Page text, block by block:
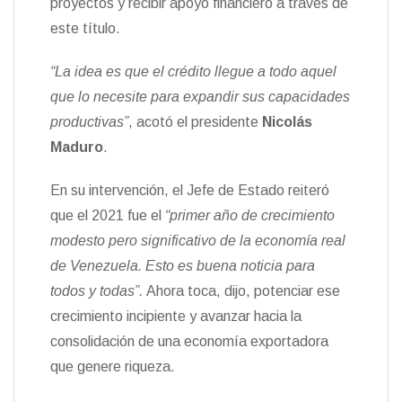
este título.
“La idea es que el crédito llegue a todo aquel
que lo necesite para expandir sus capacidades
productivas”, acotó el presidente Nicolás
Maduro.
En su intervención, el Jefe de Estado reiteró
que el 2021 fue el “primer año de crecimiento
modesto pero significativo de la economía real
de Venezuela. Esto es buena noticia para
todos y todas”. Ahora toca, dijo, potenciar ese
crecimiento incipiente y avanzar hacia la
consolidación de una economía exportadora
que genere riqueza.